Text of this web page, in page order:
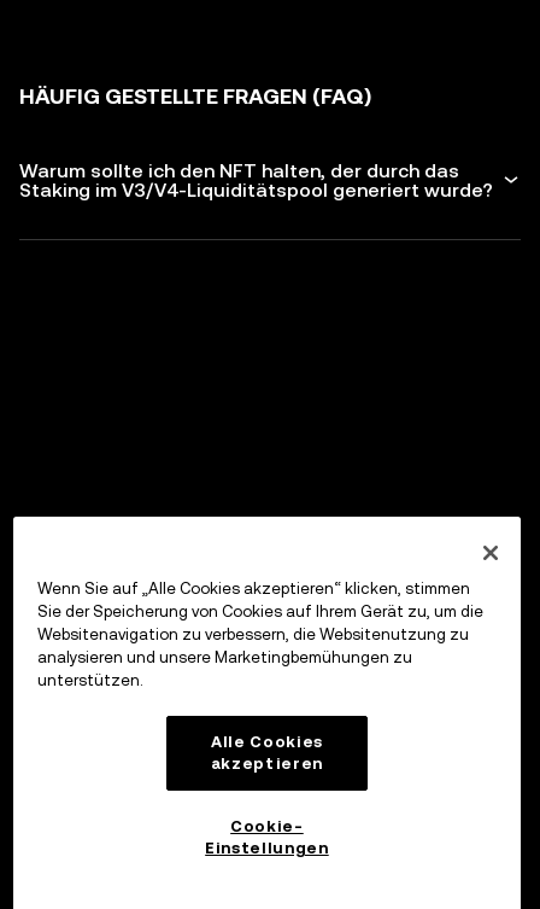
HÄUFIG GESTELLTE FRAGEN (FAQ)
Warum sollte ich den NFT halten, der durch das
Staking im V3/V4-Liquiditätspool generiert wurde?
Wenn Sie auf „Alle Cookies akzeptieren“ klicken, stimmen
Sie der Speicherung von Cookies auf Ihrem Gerät zu, um die
Websitenavigation zu verbessern, die Websitenutzung zu
analysieren und unsere Marketingbemühungen zu
unterstützen.
Alle Cookies
akzeptieren
Cookie-
Einstellungen